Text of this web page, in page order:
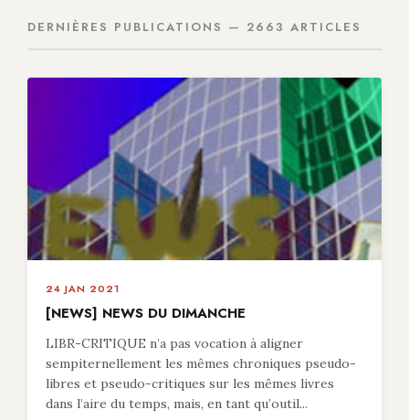
DERNIÈRES PUBLICATIONS — 2663 ARTICLES
24 JAN 2021
[NEWS] NEWS DU DIMANCHE
LIBR-CRITIQUE n’a pas vocation à aligner
sempiternellement les mêmes chroniques pseudo-
libres et pseudo-critiques sur les mêmes livres
dans l’aire du temps, mais, en tant qu’outil...